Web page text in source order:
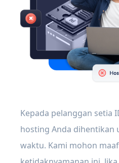
Kepada pelanggan setia
hosting Anda dihentikan
waktu. Kami mohon